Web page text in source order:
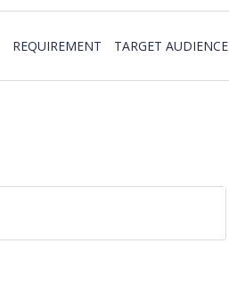
REQUIREMENT TARGET AUDIENCE